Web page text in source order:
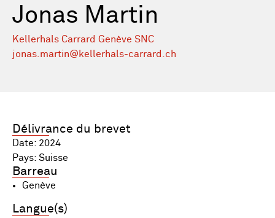
Jonas Martin
Kellerhals Carrard Genève SNC
jonas.martin@kellerhals-carrard.ch
Délivrance du brevet
Date: 2024
Pays: Suisse
Barreau
Genève
Langue(s)